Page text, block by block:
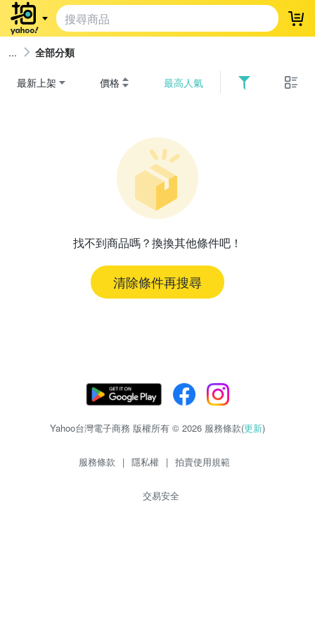
登
全部分類
最新上架 價格 最高人氣
找不到商品嗎？換換其他條件吧！
清除條件再搜尋
Yahoo台灣電子商務 版權所有 © 2026 服務條款(更新)
服務條款 | 隱私權 | 拍賣使用規範
交易安全